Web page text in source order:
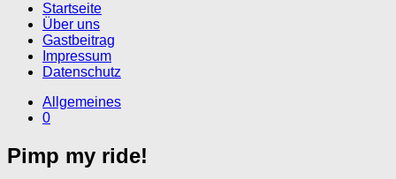
Startseite
Über uns
Gastbeitrag
Impressum
Datenschutz
Allgemeines
0
Pimp my ride!